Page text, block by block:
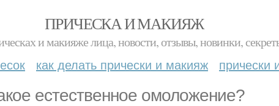
ПРИЧЕСКА И МАКИЯЖ
и макияже лица, новости, отзывы, новинки,
как делать прически и макияж прически
естественное омоложение?